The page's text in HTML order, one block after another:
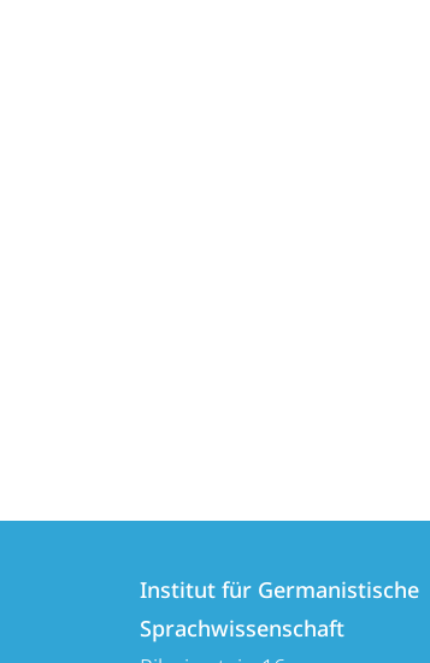
Informationen
Kontaktinformationen
Institut
für
Institut für Germanistische
Sprachwissenschaft